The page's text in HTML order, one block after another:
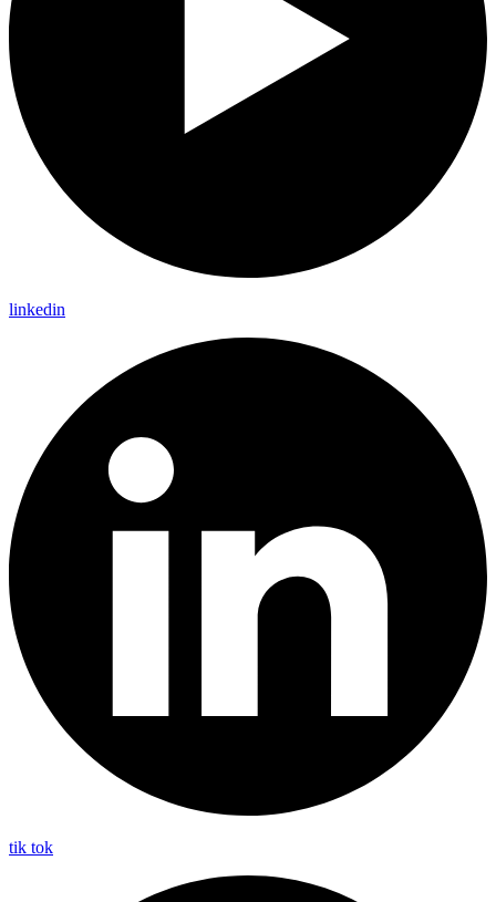
linkedin
tik tok